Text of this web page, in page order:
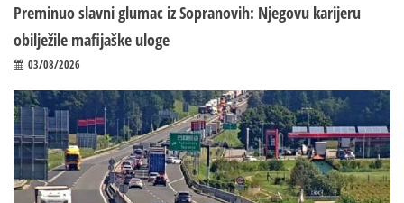
Preminuo slavni glumac iz Sopranovih: Njegovu karijeru
obilježile mafijaške uloge
03/08/2026